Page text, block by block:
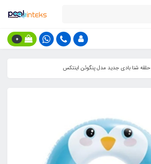
0
حلقه شنا بادی جدید مدل پنگوئن اینتکس